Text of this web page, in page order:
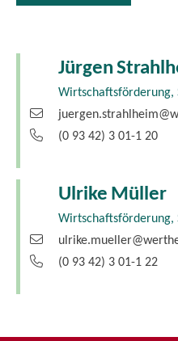
Jürgen
Wirtschaftsförderung,
(0 93 42) 3 01-1 20
Ulrike Müller
Wirtschaftsförderung,
(0 93 42) 3 01-1 22